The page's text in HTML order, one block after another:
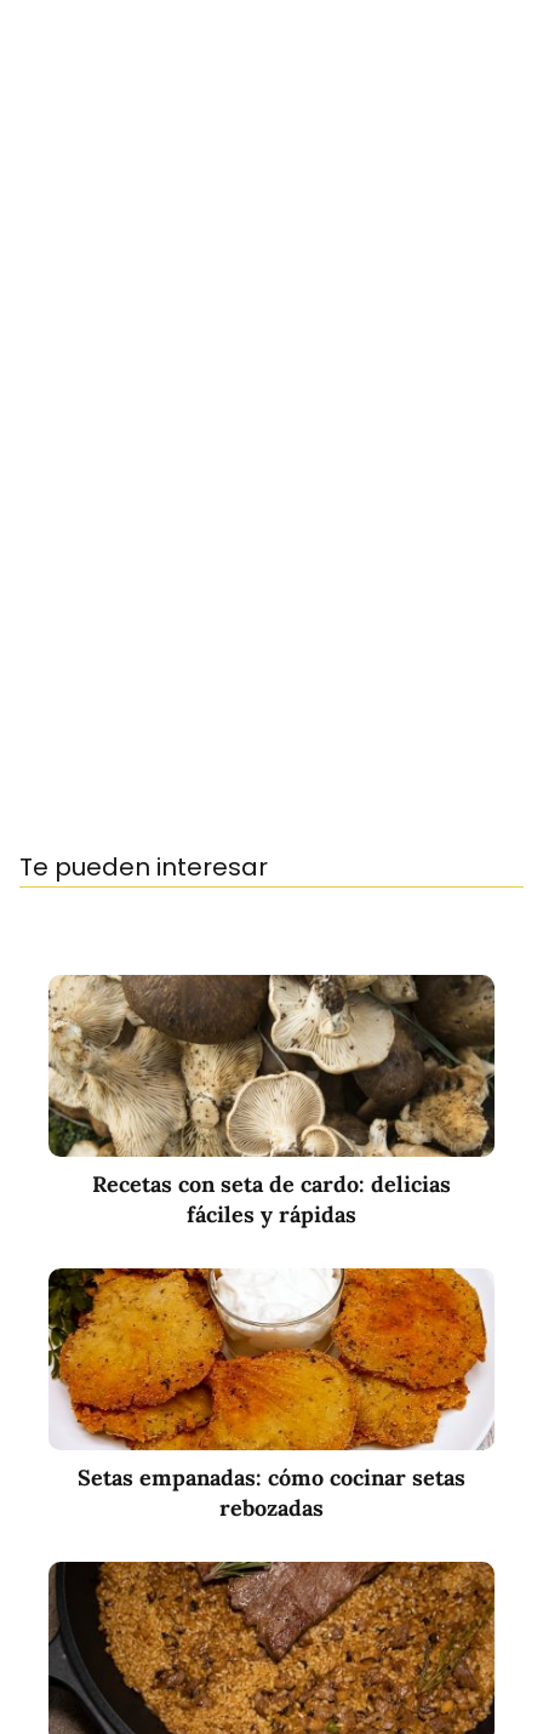
Te pueden interesar
Recetas con seta de cardo: delicias
fáciles y rápidas
Setas empanadas: cómo cocinar setas
rebozadas